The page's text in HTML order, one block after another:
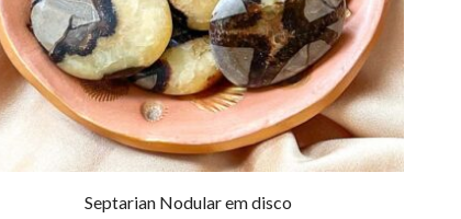
Septarian Nodular em disco